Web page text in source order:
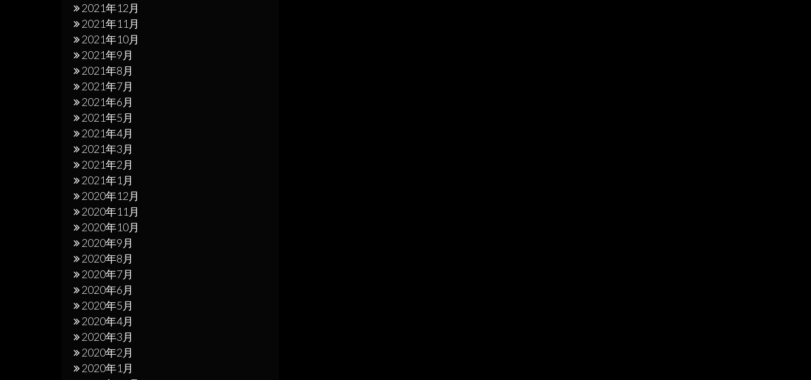
2021年12月
2021年11月
2021年10月
2021年9月
2021年8月
2021年7月
2021年6月
2021年5月
2021年4月
2021年3月
2021年2月
2021年1月
2020年12月
2020年11月
2020年10月
2020年9月
2020年8月
2020年7月
2020年6月
2020年5月
2020年4月
2020年3月
2020年2月
2020年1月